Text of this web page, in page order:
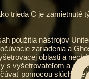
trieda C je
použitia nástrojov
zariadenia a
oblasti a
s vyšetrovateľom a na
pomocou